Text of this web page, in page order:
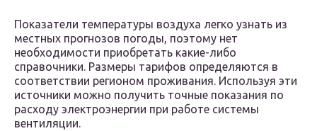
Показатели температуры воздуха легко узнать из
местных прогнозов погоды, поэтому нет
необходимости приобретать какие-либо
справочники. Размеры тарифов определяются в
соответствии регионом проживания. Используя эти
источники можно получить точные показания по
расходу электроэнергии при работе системы
вентиляции.